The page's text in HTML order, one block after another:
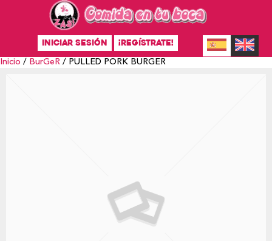
INICIAR SESIÓN ¡REGÍSTRATE!
Inicio / BurGeR / PULLED PORK BURGER